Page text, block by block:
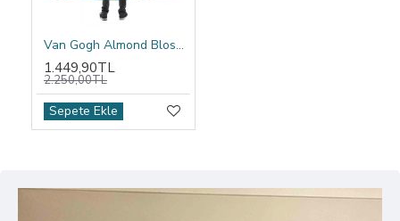
Van Gogh Almond Blossom Kapşonlu Battaniye
1.449,90TL
2.250,00TL
Sepete Ekle